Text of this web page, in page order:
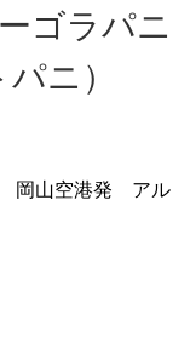
ゴラパニ
ニ）
岡山空港発 アル